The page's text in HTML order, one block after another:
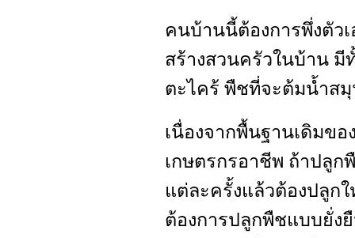
คนบ้านนี้ต้องการพึ่งตัวเ
สร้างสวนครัวในบ้าน มี
ตะไคร้ พืชที่จะต้มน้ำส
เนื่องจากพื้นฐานเดิมข
เกษตรกรอาชีพ ถ้าปลูก
แต่ละครั้งแล้วต้องปลูก
ต้องการปลูกพืชแบบยั่ง